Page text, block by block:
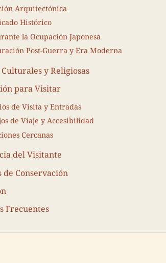
Arquitectónica
Histórico
la Ocupación Japonesa
Post-Guerra y Era Moderna
y Religiosas
para Visitar
de Visita y Entradas
de Viaje y Accesibilidad
Cercanas
del Visitante
de Conservación
Frecuentes